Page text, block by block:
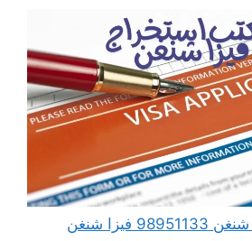
مكتب استخراج فيزا شنغن 98951133 فيزا شنغن